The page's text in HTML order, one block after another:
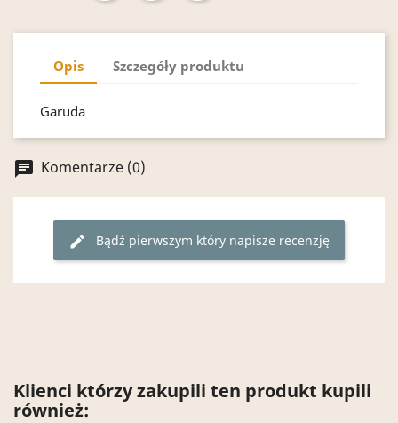
Opis Szczegóły produktu
Garuda
chat Komentarze (0)
edit Bądź pierwszym który napisze recenzję
Klienci którzy zakupili ten produkt kupili
również: